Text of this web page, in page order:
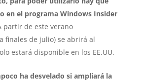
en el programa Windows Insider
partir de este verano
finales de julio) se abrirá al
estará disponible en los EE.UU.
ha desvelado si ampliará la